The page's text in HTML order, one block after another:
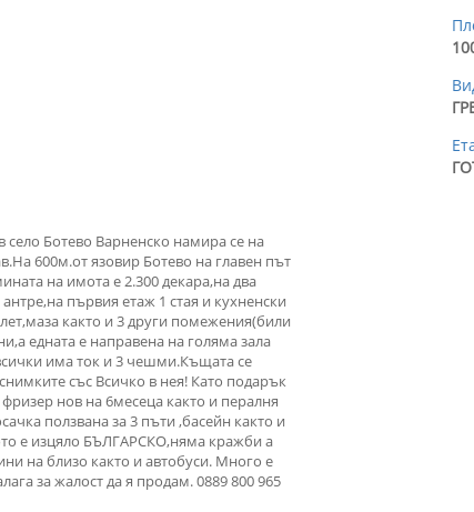
Ботево Варненско намира се на
600м.от язовир Ботево на главен път
на имота е 2.300 декара,на два
първия етаж 1 стая и кухненски
както и 3 други помежения(били
едната е направена на голяма зала
има ток и 3 чешми.Къщата се
със Всичко в нея! Като подарък
нов на 6месеца както и пералня
ползвана за 3 пъти ,басейн както и
е изцяло БЪЛГАРСКО,няма кражби а
на близо както и автобуси. Много е
за жалост да я продам. 0889 800 965